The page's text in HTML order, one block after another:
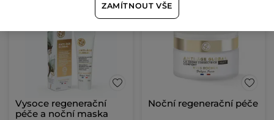
Vysoce regenerační
péče a noční maska
Noční regenerační péče
ZAMÍTNOUT VŠE